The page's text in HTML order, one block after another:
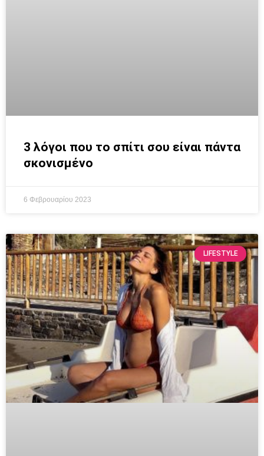
3 λόγοι που το σπίτι σου είναι πάντα
σκονισμένο
6 Φεβρουαρίου 2023
LIFESTYLE